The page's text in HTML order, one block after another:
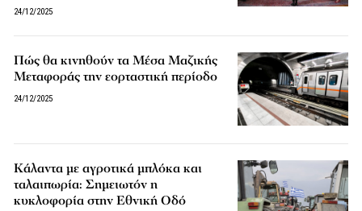
24/12/2025
Πώς θα κινηθούν τα Μέσα Μαζικής
Μεταφοράς την εορταστική περίοδο
24/12/2025
Κάλαντα με αγροτικά μπλόκα και
ταλαιπωρία: Σημειωτόν η
κυκλοφορία στην Εθνική Οδό